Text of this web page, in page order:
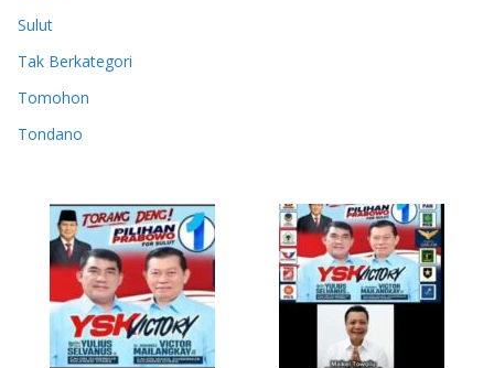
Sulut
Tak Berkategori
Tomohon
Tondano